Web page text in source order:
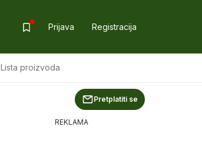
Prijava Registracija
Lista proizvoda
Pretplatiti se
REKLAMA